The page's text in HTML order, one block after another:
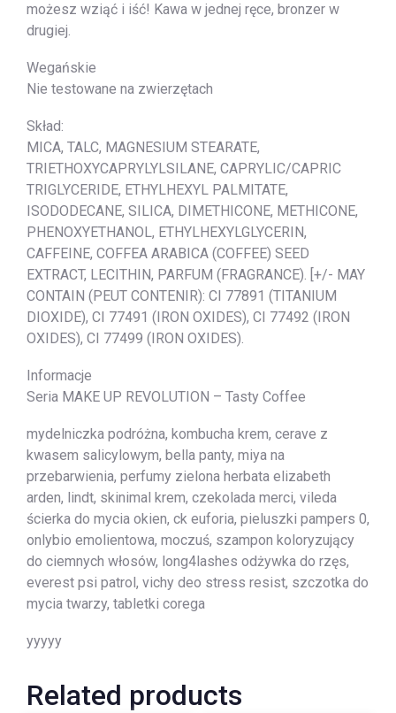
możesz wziąć i iść! Kawa w jednej ręce, bronzer w
drugiej.
Wegańskie
Nie testowane na zwierzętach
Skład:
MICA, TALC, MAGNESIUM STEARATE,
TRIETHOXYCAPRYLYLSILANE, CAPRYLIC/CAPRIC
TRIGLYCERIDE, ETHYLHEXYL PALMITATE,
ISODODECANE, SILICA, DIMETHICONE, METHICONE,
PHENOXYETHANOL, ETHYLHEXYLGLYCERIN,
CAFFEINE, COFFEA ARABICA (COFFEE) SEED
EXTRACT, LECITHIN, PARFUM (FRAGRANCE). [+/- MAY
CONTAIN (PEUT CONTENIR): CI 77891 (TITANIUM
DIOXIDE), CI 77491 (IRON OXIDES), CI 77492 (IRON
OXIDES), CI 77499 (IRON OXIDES).
Informacje
Seria MAKE UP REVOLUTION – Tasty Coffee
mydelniczka podróżna, kombucha krem, cerave z
kwasem salicylowym, bella panty, miya na
przebarwienia, perfumy zielona herbata elizabeth
arden, lindt, skinimal krem, czekolada merci, vileda
ścierka do mycia okien, ck euforia, pieluszki pampers 0,
onlybio emolientowa, moczuś, szampon koloryzujący
do ciemnych włosów, long4lashes odżywka do rzęs,
everest psi patrol, vichy deo stress resist, szczotka do
mycia twarzy, tabletki corega
yyyyy
Related products